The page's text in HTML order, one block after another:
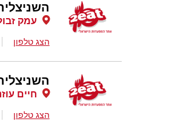
עמק זבולון 24,
הצג טלפון
חיים עוזר 7, פתח
הצג טלפון